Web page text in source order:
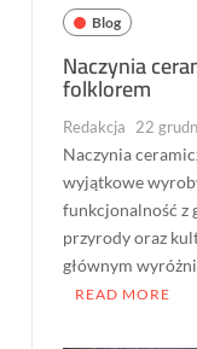
Blog
Naczynia
folklorem
Redakcja 22
Naczynia
wyjątkowe
funkcjonalność z
przyrody oraz
głównym
READ MORE